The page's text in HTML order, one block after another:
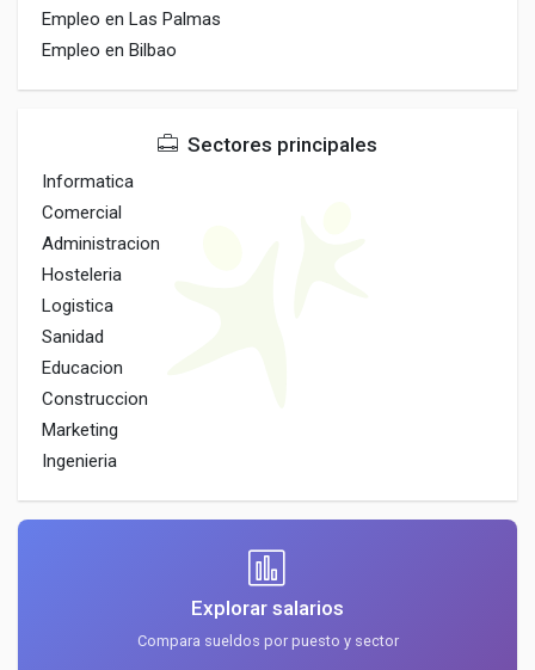
Empleo en Las Palmas
Empleo en Bilbao
Sectores principales
Informatica
Comercial
Administracion
Hosteleria
Logistica
Sanidad
Educacion
Construccion
Marketing
Ingenieria
Explorar salarios
Compara sueldos por puesto y sector